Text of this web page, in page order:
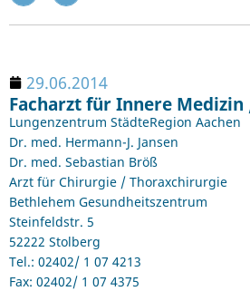
29.06.2014
Facharzt für Innere
Lungenzentrum StädteRegion Aachen
Dr. med. Hermann-J. Jansen
Dr. med. Sebastian Bröß
Arzt für Chirurgie / Thoraxchirurgie
Bethlehem Gesundheitszentrum
Steinfeldstr. 5
52222 Stolberg
Tel.: 02402/ 1 07 4213
Fax: 02402/ 1 07 4375